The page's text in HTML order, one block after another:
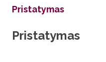
Pristatymas
Pristatymas